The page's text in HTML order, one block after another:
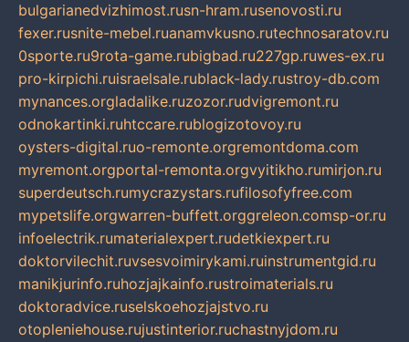
bulgarianedvizhimost.rusn-hram.rusenovosti.ru
fexer.rusnite-mebel.ruanamvkusno.rutechnosaratov.ru
0sporte.ru9rota-game.rubigbad.ru227gp.ruwes-ex.ru
pro-kirpichi.ruisraelsale.rublack-lady.rustroy-db.com
mynances.orgladalike.ruzozor.rudvigremont.ru
odnokartinki.ruhtccare.rublogizotovoy.ru
oysters-digital.ruo-remonte.orgremontdoma.com
myremont.orgportal-remonta.orgvyitikho.rumirjon.ru
superdeutsch.rumycrazystars.rufilosofyfree.com
mypetslife.orgwarren-buffett.orggreleon.comsp-or.ru
infoelectrik.rumaterialexpert.rudetkiexpert.ru
doktorvilechit.ruvsesvoimirykami.ruinstrumentgid.ru
manikjurinfo.ruhozjajkainfo.rustroimaterials.ru
doktoradvice.ruselskoehozjajstvo.ru
otopleniehouse.rujustinterior.ruchastnyjdom.ru